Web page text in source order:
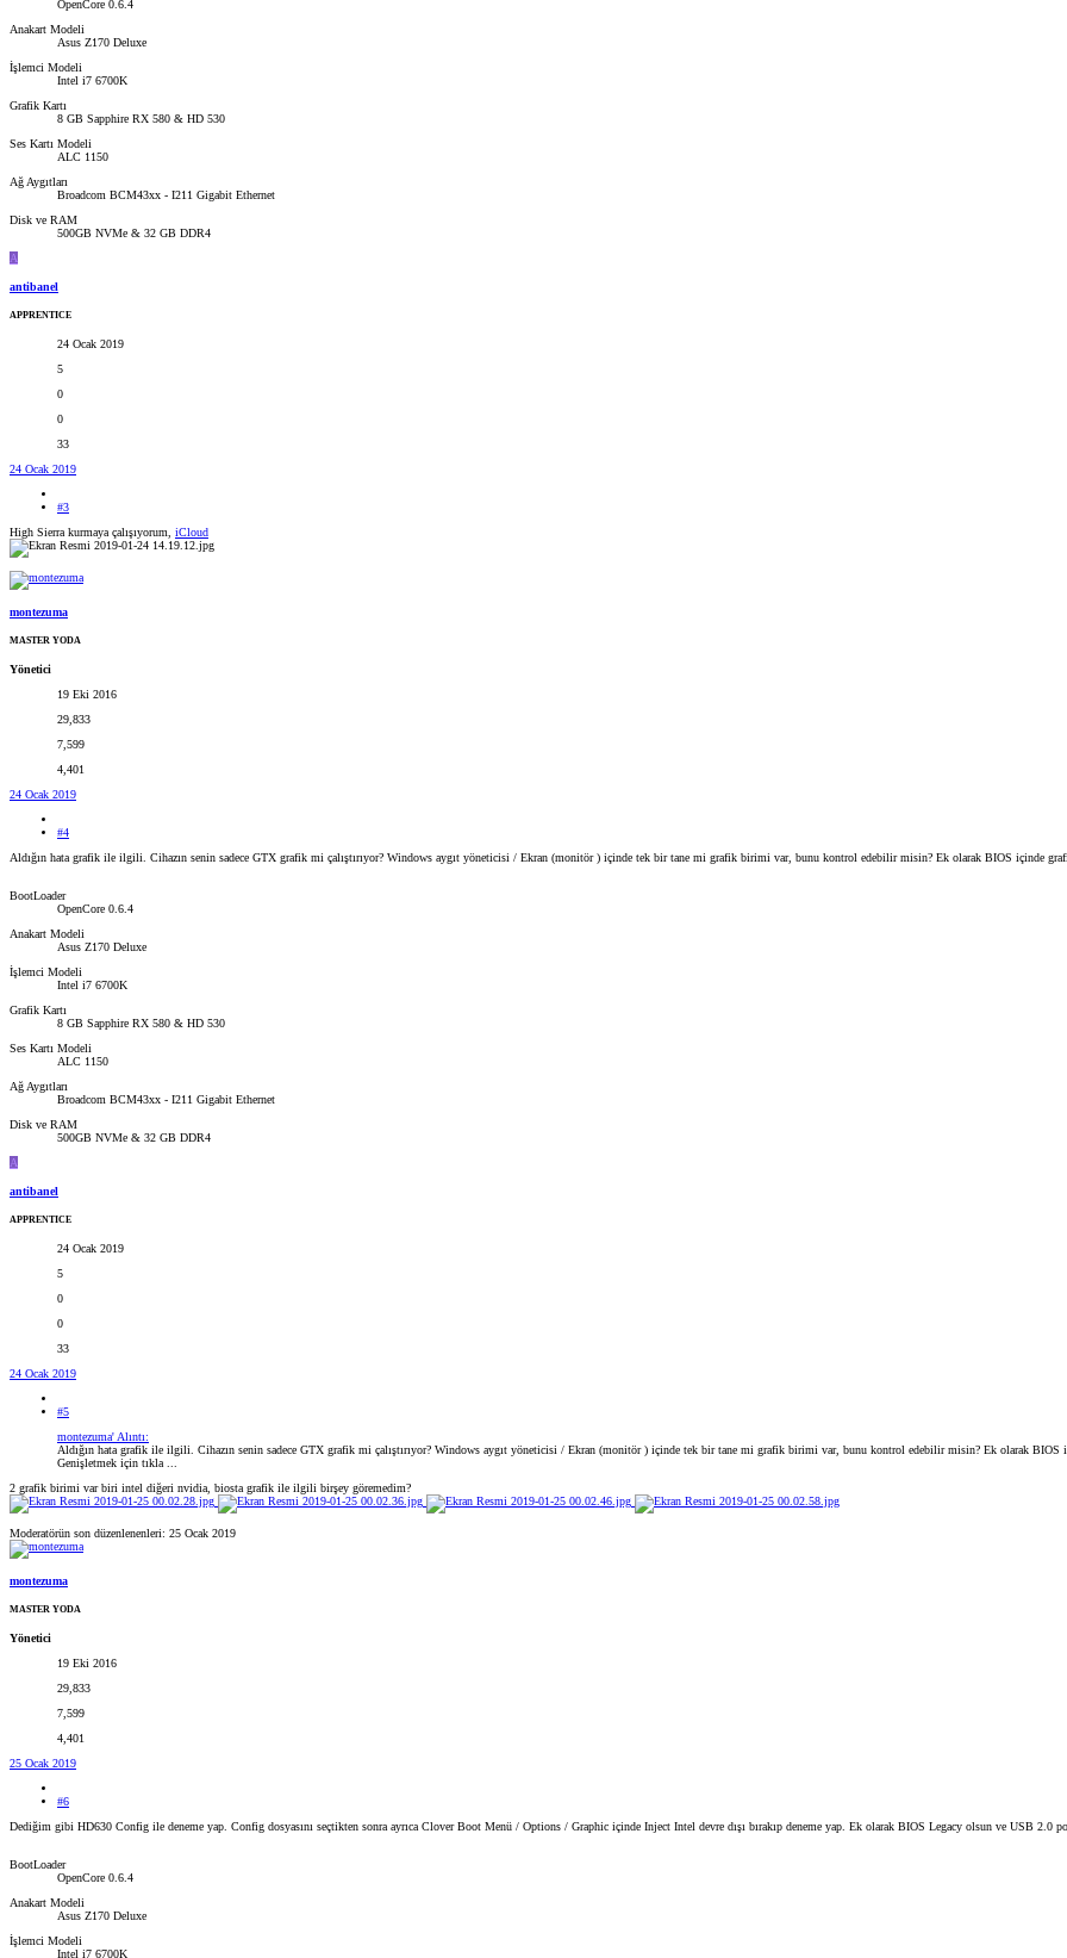
OpenCore 0.6.4
Anakart Modeli
Asus Z170 Deluxe
İşlemci Modeli
Intel i7 6700K
Grafik Kartı
8 GB Sapphire RX 580 & HD 530
Ses Kartı Modeli
ALC 1150
Ağ Aygıtları
Broadcom BCM43xx - I211 Gigabit Ethernet
Disk ve RAM
500GB NVMe & 32 GB DDR4
A
antibanel
APPRENTICE
24 Ocak 2019
5
0
0
33
24 Ocak 2019
#3
High Sierra kurmaya çalışıyorum, iCloud
montezuma
MASTER YODA
Yönetici
19 Eki 2016
29,833
7,599
4,401
24 Ocak 2019
#4
Aldığın hata grafik ile ilgili. Cihazın senin sadece GTX grafik mi çalıştırıyor? Windows aygıt yöneticisi / Ekran (monitör ) içinde tek bir tane mi grafik birimi var, bunu kontrol edebilir misin? Ek olarak BIOS içinde
BootLoader
OpenCore 0.6.4
Anakart Modeli
Asus Z170 Deluxe
İşlemci Modeli
Intel i7 6700K
Grafik Kartı
8 GB Sapphire RX 580 & HD 530
Ses Kartı Modeli
ALC 1150
Ağ Aygıtları
Broadcom BCM43xx - I211 Gigabit Ethernet
Disk ve RAM
500GB NVMe & 32 GB DDR4
A
antibanel
APPRENTICE
24 Ocak 2019
5
0
0
33
24 Ocak 2019
#5
montezuma' Alıntı:
Aldığın hata grafik ile ilgili. Cihazın senin sadece GTX grafik mi çalıştırıyor? Windows aygıt yöneticisi / Ekran (monitör ) içinde tek bir tane mi grafik birimi var, bunu kontrol edebilir misin? Ek olarak
Genişletmek için tıkla ...
2 grafik birimi var biri intel diğeri nvidia, biosta grafik ile ilgili birşey göremedim?
Moderatörün son düzenlenenleri: 25 Ocak 2019
montezuma
MASTER YODA
Yönetici
19 Eki 2016
29,833
7,599
4,401
25 Ocak 2019
#6
Dediğim gibi HD630 Config ile deneme yap. Config dosyasını seçtikten sonra ayrıca Clover Boot Menü / Options / Graphic içinde Inject Intel devre dışı bırakıp deneme yap. Ek olarak BIOS Legacy olsun ve USB 2.0
BootLoader
OpenCore 0.6.4
Anakart Modeli
Asus Z170 Deluxe
İşlemci Modeli
Intel i7 6700K